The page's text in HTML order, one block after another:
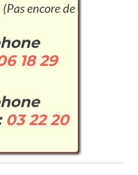
(Pas encore de
18 29
03 22 20